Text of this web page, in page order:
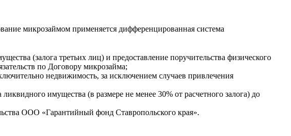
микрозаймом применяется дифференцированная система
(залога третьих лиц) и предоставление поручительства физического
по Договору микрозайма;
недвижимость, за исключением случаев привлечения
имущества (в размере не менее 30% от расчетного залога) до
ООО «Гарантийный фонд Ставропольского края».